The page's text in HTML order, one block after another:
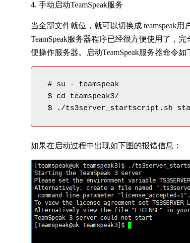
4. 手动启动TeamSpeak服务
当全部文件就位，就可以切换成 teamspeak
TeamSpeak服务器程序已经很方便使用了，
便操作服务器。启动TeamSpeak服务器命令如
# su - teamspeak
$ cd teamspeak3/
$ ./ts3server_startscript.sh
如果在启动过程中出现如下图的报错信息：